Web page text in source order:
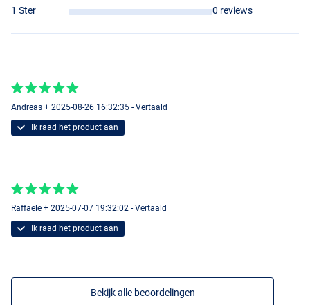
1 Ster
0 reviews
Andreas + 2025-08-26 16:32:35 - Vertaald
Ik raad het product aan
Raffaele + 2025-07-07 19:32:02 - Vertaald
Ik raad het product aan
Bekijk alle beoordelingen